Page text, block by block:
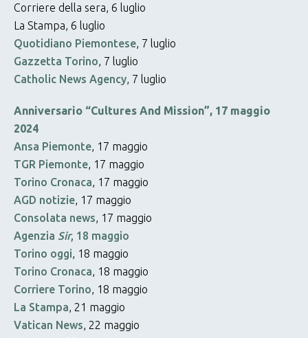
Corriere della sera, 6 luglio
La Stampa, 6 luglio
Quotidiano Piemontese, 7 luglio
Gazzetta Torino, 7 luglio
Catholic News Agency, 7 luglio
Anniversario “Cultures And Mission”, 17 maggio
2024
Ansa Piemonte, 17 maggio
TGR Piemonte, 17 maggio
Torino Cronaca, 17 maggio
AGD notizie, 17 maggio
Consolata news, 17 maggio
Agenzia Sir, 18 maggio
Torino oggi, 18 maggio
Torino Cronaca, 18 maggio
Corriere Torino, 18 maggio
La Stampa, 21 maggio
Vatican News, 22 maggio